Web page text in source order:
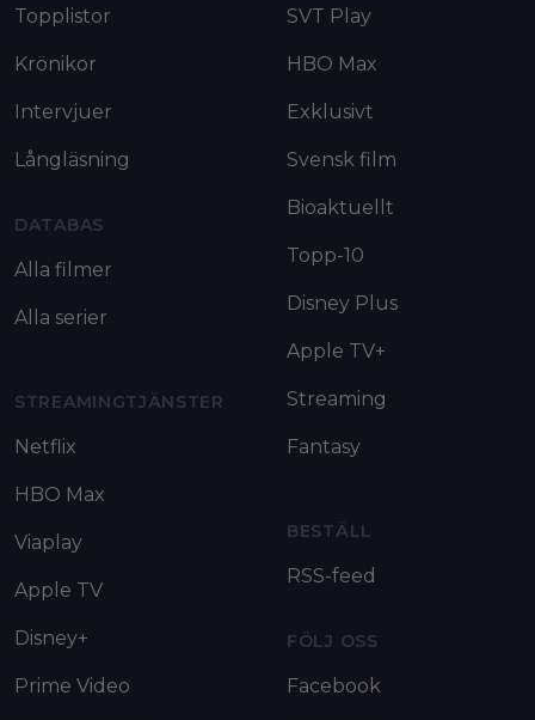
Topplistor
Krönikor
Intervjuer
Långläsning
DATABAS
Alla filmer
Alla serier
STREAMINGTJÄNSTER
Netflix
HBO Max
Viaplay
Apple TV
Disney+
Prime Video
SVT Play
HBO Max
Exklusivt
Svensk film
Bioaktuellt
Topp-10
Disney Plus
Apple TV+
Streaming
Fantasy
BESTÄLL
RSS-feed
FÖLJ OSS
Facebook